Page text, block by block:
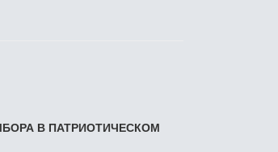
В ПАТРИОТИЧЕСКОМ